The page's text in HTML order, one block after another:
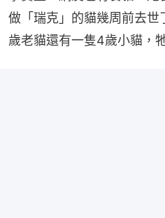
做「瑞克」的貓幾周前去世
歲老貓還有一隻4歲小貓，